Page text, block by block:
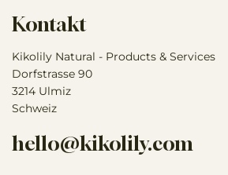
Kontakt
Kikolily Natural - Products & Services
Dorfstrasse 90
3214 Ulmiz
Schweiz
hello@kikolily.com